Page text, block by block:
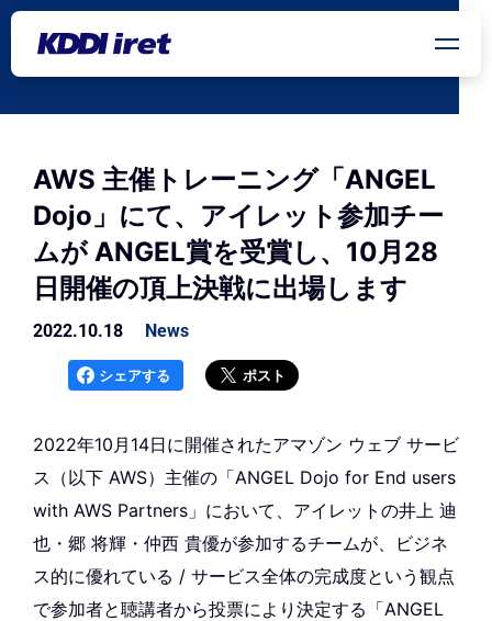
メインコンテンツにスキップ
AWS 主催トレーニング「ANGEL
Dojo」にて、アイレット参加チー
ムが ANGEL賞を受賞し、10月28
日開催の頂上決戦に出場します
2022.10.18 News
シェアする ポスト
2022年10月14日に開催されたアマゾン ウェブ サービ
ス（以下 AWS）主催の「ANGEL Dojo for End users
with AWS Partners」において、アイレットの井上 迪
也・郷 将輝・仲西 貴優が参加するチームが、ビジネ
ス的に優れている / サービス全体の完成度という観点
で参加者と聴講者から投票により決定する「ANGEL